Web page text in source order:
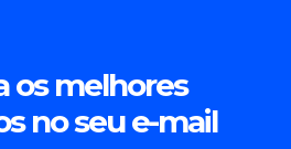
os melhores
no seu e-mail